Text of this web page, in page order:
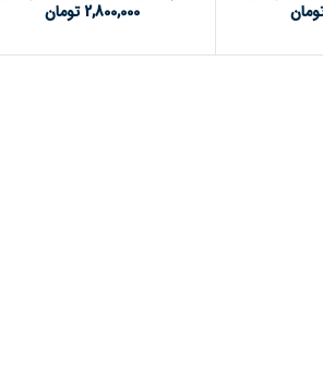
2,800,000 تومان